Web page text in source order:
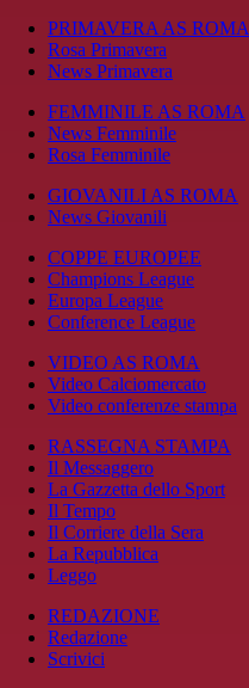
PRIMAVERA AS ROMA
Rosa Primavera
News Primavera
FEMMINILE AS ROMA
News Femminile
Rosa Femminile
GIOVANILI AS ROMA
News Giovanili
COPPE EUROPEE
Champions League
Europa League
Conference League
VIDEO AS ROMA
Video Calciomercato
Video conferenze stampa
RASSEGNA STAMPA
Il Messaggero
La Gazzetta dello Sport
Il Tempo
Il Corriere della Sera
La Repubblica
Leggo
REDAZIONE
Redazione
Scrivici